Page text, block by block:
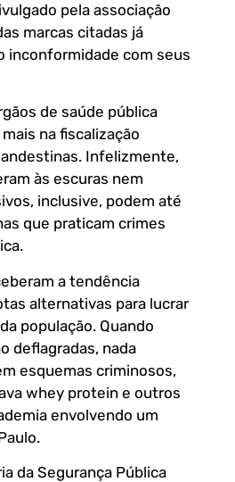
pela associação
marcas citadas já
inconformidade com seus
de saúde pública
na fiscalização
Infelizmente,
às escuras nem
inclusive, podem até
que praticam crimes
a tendência
alternativas para lucrar
população. Quando
deflagradas, nada
esquemas criminosos,
whey protein e outros
envolvendo um
da Segurança Pública